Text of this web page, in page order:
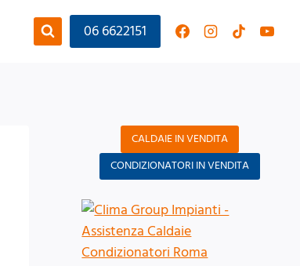
06 6622151
CALDAIE IN VENDITA
CONDIZIONATORI IN VENDITA